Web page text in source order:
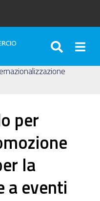
per
la
a eventi